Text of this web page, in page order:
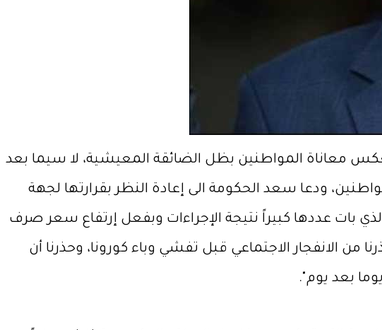
معاناة المواطنين بظل الضائقة المعيشية، لا سيما بعد
ودعا سعد الحكومة الى إعادة النظر بقرارتها لجهة
بات عددها كبيراً نتيجة الإجراءات وبفعل إرتفاع سعر صرف
من الانفجار الاجتماعي قبل تفشي وباء كورونا، وحذرنا أن
بعد يوم".